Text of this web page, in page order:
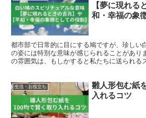
【夢に現れる
和・幸福の象
都市部で日常的に目にする鳩ですが、珍しい
の姿には特別な意味が感じられることがあり
の雰囲気は、もしかすると私たちに送られる
生活・お役立ち
雛人形包む紙
入れるコツ